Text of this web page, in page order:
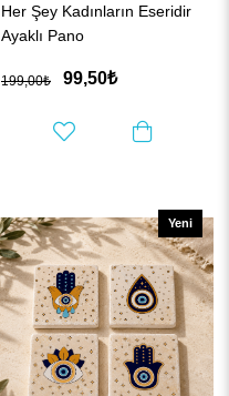
Her Şey Kadınların Eseridir
Ayaklı Pano
99,50₺
199,00₺
Yeni
Ürün